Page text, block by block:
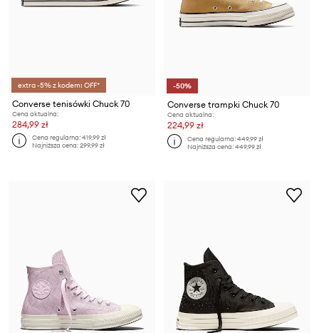
extra -5% z kodem: OFF*
Converse tenisówki Chuck 70
Cena aktualna:
284,99 zł
Cena regularna:419,99 zł
Najniższa cena:299,99 zł
-50%
Converse trampki Chuck 70
Cena aktualna:
224,99 zł
Cena regularna:449,99 zł
Najniższa cena:449,99 zł